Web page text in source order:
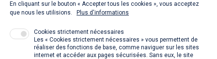
Retour à l'accueil
Venir à la SACD
En cliquant sur le bouton « Accepter tous les cookies », vous acceptez
que nous les utilisions.
Plus d'informations
Cookies strictement nécessaires
Les « Cookies strictement nécessaires » vous permettent de
réaliser des fonctions de base, comme naviguer sur les sites
internet et accéder aux pages sécurisées. Sans eux, le site